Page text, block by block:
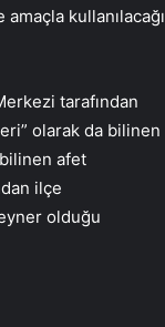
kullanılacağı
tarafından
olarak da bilinen
bilinen afet
ilçe
olduğu